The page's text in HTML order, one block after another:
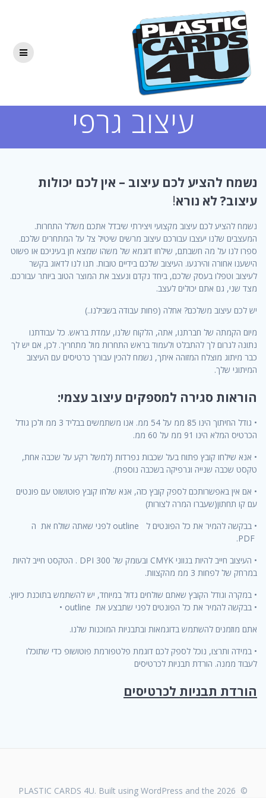
content
עיצוב גרפי
נשמח להציע לכם עיצוב – אין לכם יכולות
עיצוב? לא נורא!
נשמח להציע לכם עיצוב מקצועי ויצירתי שיבדל אתכם משלל התחרות.
המעצבים שלנו יעצבו עבורכם עיצוב מרשים שיטיל צל על המתחרים שלכם.
ספרו לנו על מה חשבתם, שילחו דוגמא של משהו שמצא חן בעיניכם או פשוט
הישענו אחורה והירגעו. העיצוב שלכם בידיים טובות. תנו לנו לדאוג בקשר
לעיצוב וטפלו בעסק שלכם, ביחד נקדם ונעצב את המוצר הטוב ביותר עבורכם.
מצד שני, גם אתם יכולים לעצב.
יש לכם עיצוב משלכם? אחלה (פחות עבודה בשבילנו..)
מיום הקמתה של חברתנו, אתה, הלקוח שלנו, עמדת בראש. כל עבודתנו
נתונה לגרום לך להתבלט ולעמוד בראש התחרות מול מתחריך. לכן, אם יש לך
כבר מיתוג מוצלח המזוהה איתך, נשמח להכין עבורך כרטיסים עם העיצוב
המיתוגי שלך.
הוראות סגירה למספקים עיצוב עצמי:
• גודל החיתוך הינו 85 ממ על 54 ממ. אנו משתמשים בבליד 3 ממ ולכן גודל
הכרטיס המלא הינו 91 ממ על 60 ממ.
• אנא שילחו קובץ פתוח בעל שכבות נפרדות (למשל רקע על שכבה אחת,
טקסט שכבה שנייה וגרפיקה בשכבה נוספת).
• אם אין באפשרותכם לספק קובץ כזה, אנא שלחו קובץ פוטושוט עם פונטים
עם קו תחתון(שעברו המרה לצורות)
• בבקשה להמיר את כל הפונטים ל outline לפני שאתה שולח את ה
• העיצוב חייב להיות בגווני CMYK ובעומק של DPI 300 . הטקסט חייב להיות
במרחק של לפחות 3 ממ מהקצוות.
• במקרה וגודל הקובץ שאתם שולחים גדול במיוחד, יש להשתמש בתוכנת כיווץ.
• בבקשה להמיר את כל הפונטים לפני שתבצע את outline •
אתם מוזמנים להשתמש בדוגמאות ובתבניות המוכנות שלנו.
• במידה ותרצו, נוכל לספק לכם דוגמת פלטפורמת פוטושופ כדי שתוכלו
לעבוד ממנה. הורדת תבניות לכרטיסים
הורדת תבניות לכרטיסים
© 2026 PLASTIC CARDS 4U. Built using WordPress and the